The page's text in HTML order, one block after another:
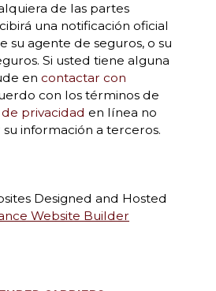
de las partes
una notificación oficial
su agente de seguros, o su
Si usted tiene alguna
en contactar con
con los términos de
privacidad en línea no
información a terceros.
Designed and Hosted
Website Builder